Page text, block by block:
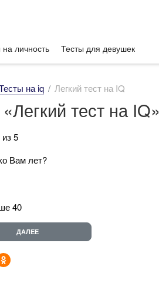
личность Тесты для девушек
на iq Легкий тест на IQ
тест на IQ»
5
Вам лет?
40